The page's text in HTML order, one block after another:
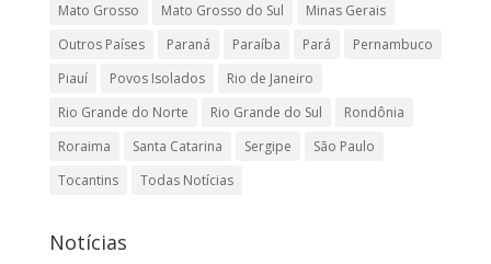
Mato Grosso
Mato Grosso do Sul
Minas Gerais
Outros Países
Paraná Paraíba Pará
Pernambuco
Piauí
Povos Isolados
Rio de Janeiro
Rio Grande do Norte
Rio Grande do Sul
Rondônia
Roraima
Santa Catarina Sergipe
São Paulo
Tocantins
Todas Notícias
Notícias